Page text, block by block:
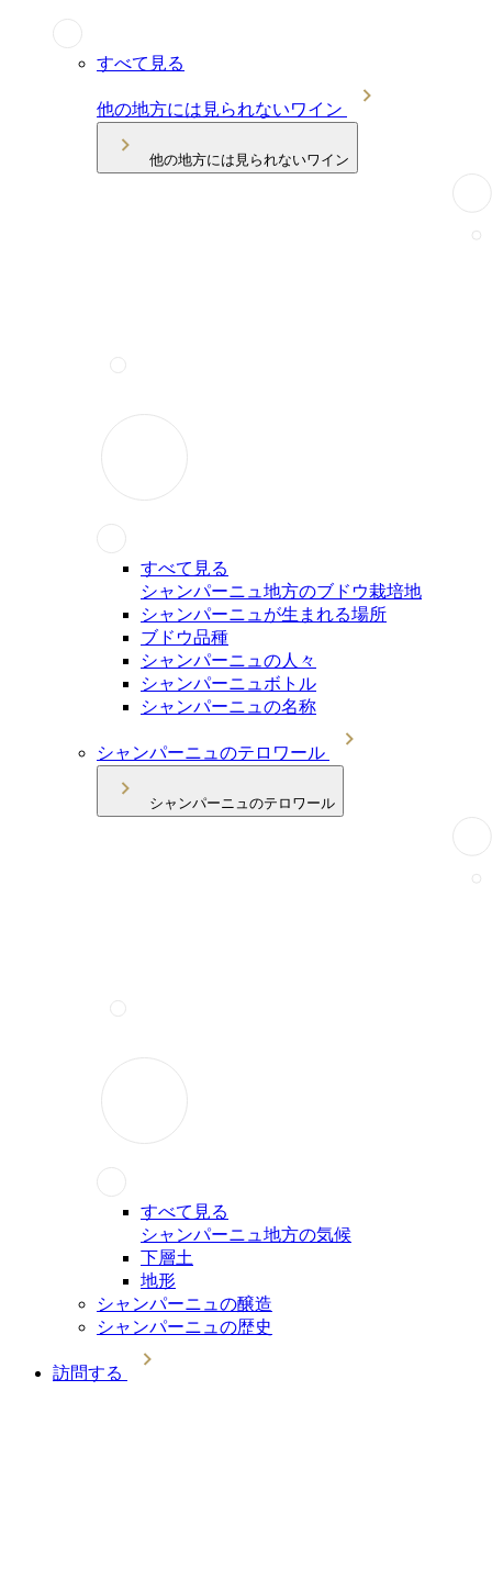
すべて見る
他の地方には見られないワイン
他の地方には見られないワイン
すべて見る
シャンパーニュ地方のブドウ栽培地
シャンパーニュが生まれる場所
ブドウ品種
シャンパーニュの人々
シャンパーニュボトル
シャンパーニュの名称
シャンパーニュのテロワール
シャンパーニュのテロワール
すべて見る
シャンパーニュ地方の気候
下層土
地形
シャンパーニュの醸造
シャンパーニュの歴史
訪問する